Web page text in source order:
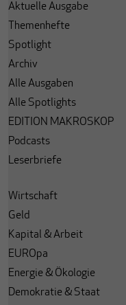
Aktuelle Ausgabe
Themenhefte
Spotlight
Archiv
Alle Ausgaben
Alle Spotlights
EDITION MAKROSKOP
Podcasts
Leserbriefe
Wirtschaft
Geld
Kapital & Arbeit
EUROpa
Energie & Ökologie
Demokratie & Staat